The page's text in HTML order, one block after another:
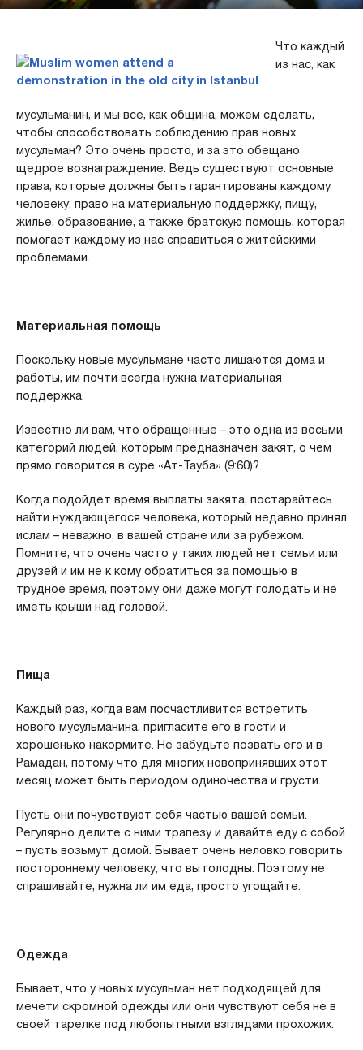
Что каждый
из нас, как
мусульманин, и мы все, как община, можем сделать,
чтобы способствовать соблюдению прав новых
мусульман? Это очень просто, и за это обещано
щедрое вознаграждение. Ведь существуют основные
права, которые должны быть гарантированы каждому
человеку: право на материальную поддержку, пищу,
жилье, образование, а также братскую помощь, которая
помогает каждому из нас справиться с житейскими
проблемами.
Материальная помощь
Поскольку новые мусульмане часто лишаются дома и
работы, им почти всегда нужна материальная
поддержка.
Известно ли вам, что обращенные – это одна из восьми
категорий людей, которым предназначен закят, о чем
прямо говорится в суре «Ат-Тауба» (9:60)?
Когда подойдет время выплаты закята, постарайтесь
найти нуждающегося человека, который недавно принял
ислам – неважно, в вашей стране или за рубежом.
Помните, что очень часто у таких людей нет семьи или
друзей и им не к кому обратиться за помощью в
трудное время, поэтому они даже могут голодать и не
иметь крыши над головой.
Пища
Каждый раз, когда вам посчастливится встретить
нового мусульманина, пригласите его в гости и
хорошенько накормите. Не забудьте позвать его и в
Рамадан, потому что для многих новопринявших этот
месяц может быть периодом одиночества и грусти.
Пусть они почувствуют себя частью вашей семьи.
Регулярно делите с ними трапезу и давайте еду с собой
– пусть возьмут домой. Бывает очень неловко говорить
постороннему человеку, что вы голодны. Поэтому не
спрашивайте, нужна ли им еда, просто угощайте.
Одежда
Бывает, что у новых мусульман нет подходящей для
мечети скромной одежды или они чувствуют себя не в
своей тарелке под любопытными взглядами прохожих.